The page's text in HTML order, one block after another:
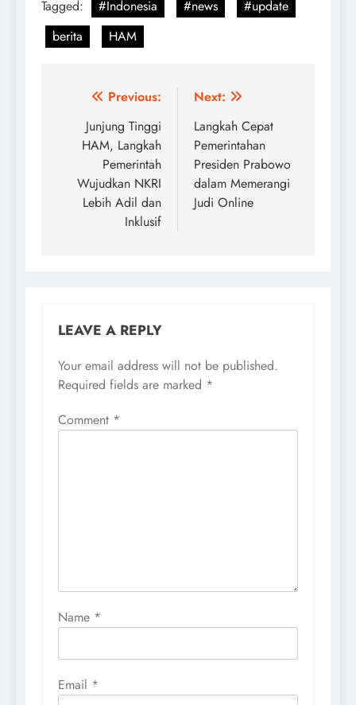
Tagged: #Indonesia #news
#update
berita
HAM
Post
navigation
Previous:
Junjung Tinggi
HAM, Langkah
Pemerintah
Wujudkan NKRI
Lebih Adil dan
Inklusif
Next:
Langkah Cepat
Pemerintahan
Presiden Prabowo
dalam Memerangi
Judi Online
LEAVE A REPLY
Your email address will not be published.
Required fields are marked *
Comment *
Name *
Email *